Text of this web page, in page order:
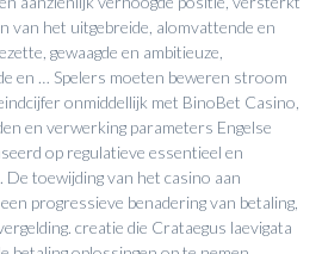
van het uitgebreide, alomvattende en
gewaagde en ambitieuze,
en … Spelers moeten beweren stroom
onmiddellijk met BinoBet Casino,
en verwerking parameters Engelse
op regulatieve essentieel en
toewijding van het casino aan
progressieve benadering van betaling,
creatie die Crataegus laevigata